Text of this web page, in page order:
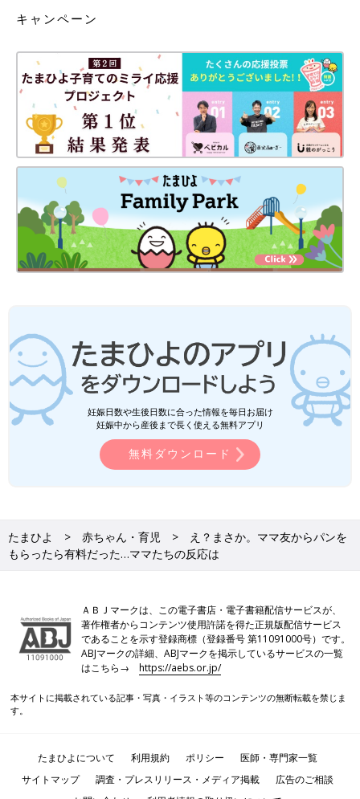
キャンペーン
妊娠日数や生後日数に合った情報を毎日お届け
妊娠中から産後まで長く使える無料アプリ
無料ダウンロード
たまひよ 赤ちゃん・育児
え？まさか。ママ友からパンを
もらったら有料だった…ママたちの反応は
ＡＢＪマークは、この電子書店・電子書籍配信サービスが、
著作権者からコンテンツ使用許諾を得た正規版配信サービス
であることを示す登録商標（登録番号 第11091000号）です。
ABJマークの詳細、ABJマークを掲示しているサービスの一覧
はこちら→https://aebs.or.jp/
本サイトに掲載されている記事・写真・イラスト等のコンテンツの無断転載を禁じま
す。
たまひよについて 利用規約 ポリシー
医師・専門家一覧
サイトマップ
調査・プレスリリース・メディア掲載
広告のご相談